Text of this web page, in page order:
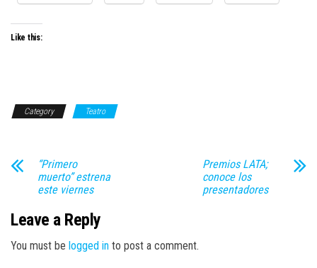
Like this:
Category Teatro
“Primero
muerto” estrena
este viernes
Premios LATA;
conoce los
presentadores
Leave a Reply
You must be logged in to post a comment.